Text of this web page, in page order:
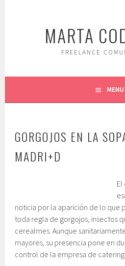
MARTA
FREELANCE
MENU
GORGOJOS EN LA
MADRI+D
noticia por la aparición de lo que
toda regla de gorgojos, insectos
cerealmes. Aunque
mayores, su presencia pone en
control de la empresa de catering.